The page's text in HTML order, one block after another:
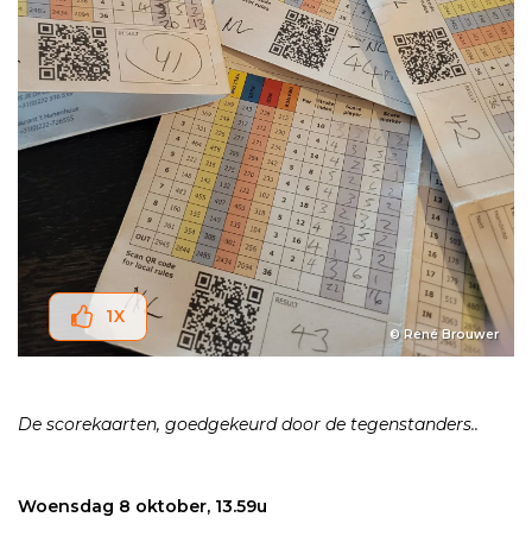
© René Brouwer
1X
De scorekaarten, goedgekeurd door de tegenstanders..
Woensdag 8 oktober, 13.59u